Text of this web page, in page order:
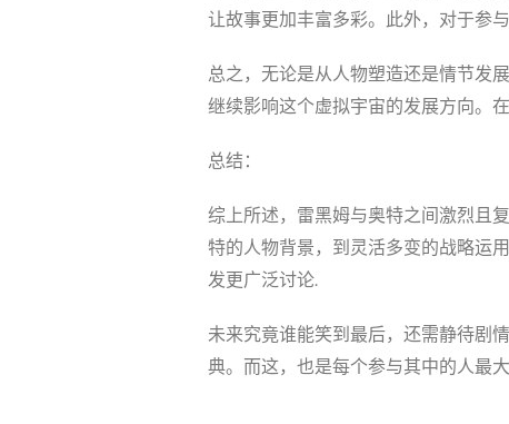
让故事更加丰富多彩。此外，对于参
总之，无论是从人物塑造还是情节发
继续影响这个虚拟宇宙的发展方向。
总结：
综上所述，雷黑姆与奥特之间激烈且
特的人物背景，到灵活多变的战略运
发更广泛讨论.
未来究竟谁能笑到最后，还需静待剧
典。而这，也是每个参与其中的人最大